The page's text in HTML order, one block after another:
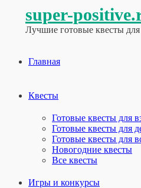
super-
Лучшие готовые квесты
Главная
Квесты
Готовые квесты для
Готовые квесты для
Готовые квесты для
Новогодние квесты
Все квесты
Игры и конкурсы